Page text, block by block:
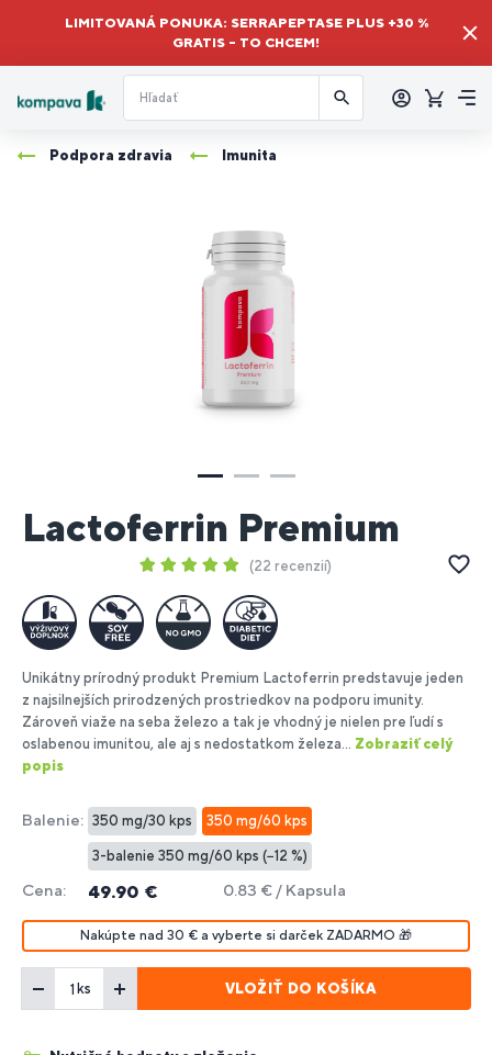
LIMITOVANÁ PONUKA: SERRAPEPTASE PLUS +30 %
GRATIS – TO CHCEM!
sa
Košík
Podpora zdravia Imunita
Lactoferrin Premium
22 recenzií
Unikátny prírodný produkt Premium Lactoferrin predstavuje jeden
z najsilnejších prirodzených prostriedkov na podporu imunity.
Zároveň viaže na seba železo a tak je vhodný je nielen pre ľudí s
oslabenou imunitou, ale aj s nedostatkom železa... Zobraziť celý
popis
Balenie: 350 mg/30 kps 350 mg/60 kps
3-balenie 350 mg/60 kps (−12 %)
Cena: 49.90 € 0.83 € / Kapsula
Nakúpte nad 30 € a vyberte si darček ZADARMO 🎁
ks VLOŽIŤ DO KOŠÍKA